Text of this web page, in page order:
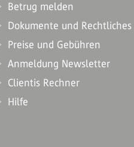
Betrug melden
Dokumente und Rechtliches
Preise und Gebühren
Anmeldung Newsletter
Clientis Rechner
Hilfe